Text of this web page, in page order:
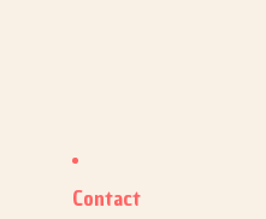
Contact